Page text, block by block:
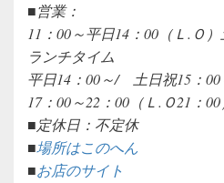
■営業：
11：00～平日14：00（Ｌ.Ｏ）
ランチタイム
平日14：00～/ 土日祝15：00
17：00～22：00（Ｌ.Ｏ21：
■定休日：不定休
■場所はこのへん
■お店のサイト